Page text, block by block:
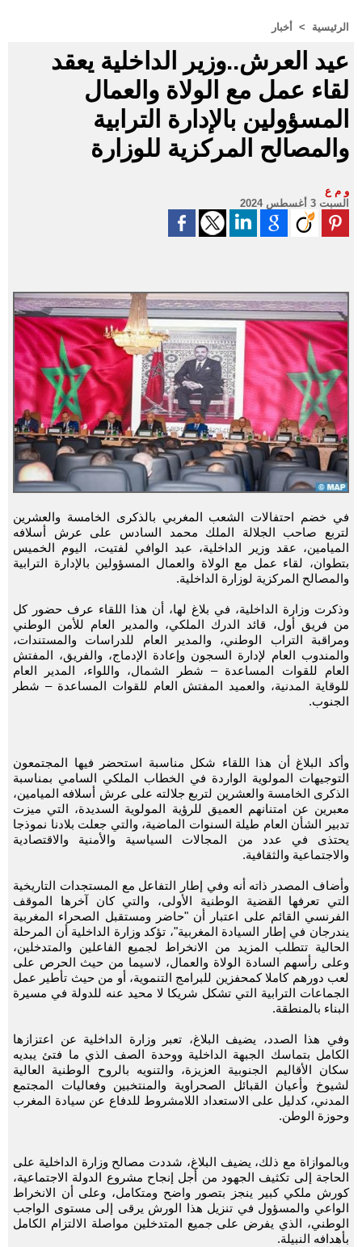
الرئيسية > أخبار
عيد العرش..وزير الداخلية يعقد
لقاء عمل مع الولاة والعمال
المسؤولين بالإدارة الترابية
والمصالح المركزية للوزارة
و م ع
السبت 3 أغسطس 2024
في خضم احتفالات الشعب المغربي بالذكرى الخامسة والعشرين
لتربع صاحب الجلالة الملك محمد السادس على عرش أسلافه
الميامين، عقد وزير الداخلية، عبد الوافي لفتيت، اليوم الخميس
بتطوان، لقاء عمل مع الولاة والعمال المسؤولين بالإدارة الترابية
والمصالح المركزية لوزارة الداخلية.
وذكرت وزارة الداخلية، في بلاغ لها، أن هذا اللقاء عرف حضور كل
من فريق أول، قائد الدرك الملكي، والمدير العام للأمن الوطني
ومراقبة التراب الوطني، والمدير العام للدراسات والمستندات،
والمندوب العام لإدارة السجون وإعادة الإدماج، والفريق، المفتش
العام للقوات المساعدة – شطر الشمال، واللواء، المدير العام
للوقاية المدنية، والعميد المفتش العام للقوات المساعدة – شطر
الجنوب.
وأكد البلاغ أن هذا اللقاء شكل مناسبة استحضر فيها المجتمعون
التوجيهات المولوية الواردة في الخطاب الملكي السامي بمناسبة
الذكرى الخامسة والعشرين لتربع جلالته على عرش أسلافه الميامين،
معبرين عن امتنانهم العميق للرؤية المولوية السديدة، التي ميزت
تدبير الشأن العام طيلة السنوات الماضية، والتي جعلت بلادنا نموذجا
يحتذى في عدد من المجالات السياسية والأمنية والاقتصادية
والاجتماعية والثقافية.
وأضاف المصدر ذاته أنه وفي إطار التفاعل مع المستجدات التاريخية
التي تعرفها القضية الوطنية الأولى، والتي كان آخرها الموقف
الفرنسي القائم على اعتبار أن "حاضر ومستقبل الصحراء المغربية
يندرجان في إطار السيادة المغربية"، تؤكد وزارة الداخلية أن المرحلة
الحالية تتطلب المزيد من الانخراط لجميع الفاعلين والمتدخلين،
وعلى رأسهم السادة الولاة والعمال، لاسيما من حيث الحرص على
لعب دورهم كاملا كمحفزين للبرامج التنموية، أو من حيث تأطير عمل
الجماعات الترابية التي تشكل شريكا لا محيد عنه للدولة في مسيرة
البناء بالمنطقة.
وفي هذا الصدد، يضيف البلاغ، تعبر وزارة الداخلية عن اعتزازها
الكامل بتماسك الجبهة الداخلية ووحدة الصف الذي ما فتئ يبديه
سكان الأقاليم الجنوبية العزيزة، والتنويه بالروح الوطنية العالية
لشيوخ وأعيان القبائل الصحراوية والمنتخبين وفعاليات المجتمع
المدني، كدليل على الاستعداد اللامشروط للدفاع عن سيادة المغرب
وحوزة الوطن.
وبالموازاة مع ذلك، يضيف البلاغ، شددت مصالح وزارة الداخلية على
الحاجة إلى تكثيف الجهود من أجل إنجاح مشروع الدولة الاجتماعية،
كورش ملكي كبير ينجز بتصور واضح ومتكامل، وعلى أن الانخراط
الواعي والمسؤول في تنزيل هذا الورش يرقى إلى مستوى الواجب
الوطني، الذي يفرض على جميع المتدخلين مواصلة الالتزام الكامل
بأهدافه النبيلة.